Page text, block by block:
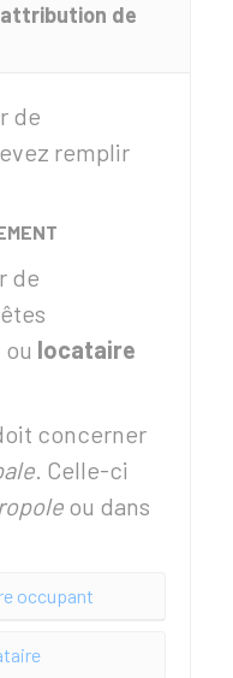
de
de
remplir
de
ou locataire
concerner
. Celle-ci
ou dans
occupant